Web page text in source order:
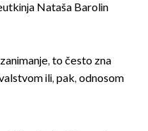
Nataša Barolin
to često zna
ili, pak, odnosom